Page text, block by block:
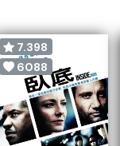
7.398
6088